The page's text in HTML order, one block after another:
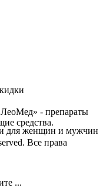
- препараты
средства.
Все права
...